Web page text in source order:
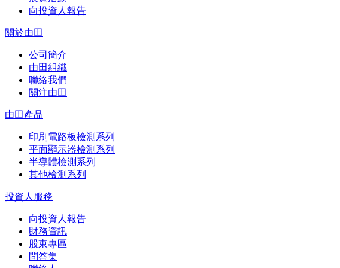
向投資人報告
關於由田
公司簡介
由田組織
聯絡我們
關注由田
由田產品
印刷電路板檢測系列
平面顯示器檢測系列
半導體檢測系列
其他檢測系列
投資人服務
向投資人報告
財務資訊
股東專區
問答集